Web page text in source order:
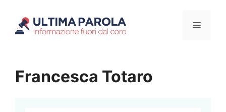
Menu
Francesca Totaro